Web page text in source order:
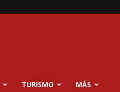
TURISMO MÁS